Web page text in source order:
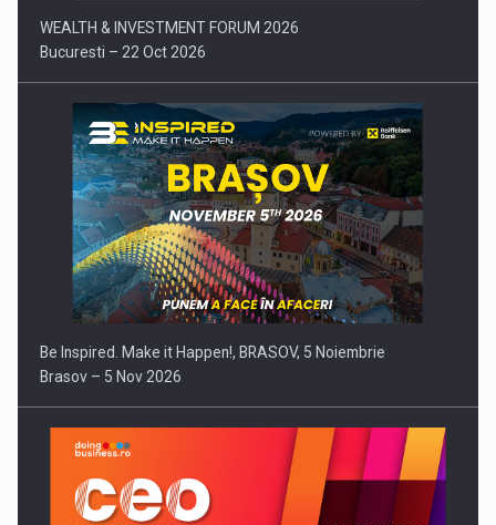
WEALTH & INVESTMENT FORUM 2026
Bucuresti – 22 Oct 2026
Be Inspired. Make it Happen!, BRASOV, 5 Noiembrie
Brasov – 5 Nov 2026